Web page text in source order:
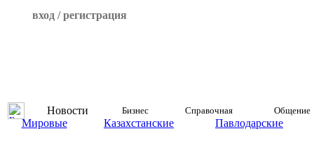
вход / регистрация
Новости Бизнес Справочная Общение
Мировые Казахстанские Павлодарские